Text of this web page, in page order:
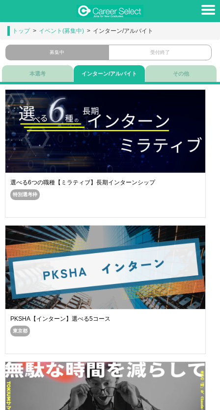
トップ イベント(募集中) インターン/アルバイト
募集中 受付終了
本選考 インターン/アルバイト その他
選べる6つの職種【ミラティブ】長期インターンシップ
特別選考枠
PKSHA【インターン】選べる5コース
東京都